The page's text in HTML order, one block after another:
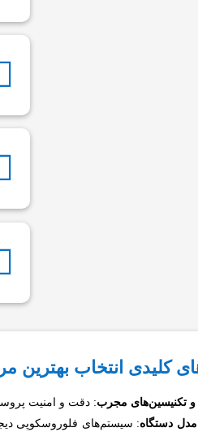
کلیدی انتخاب بهترین
تکنیسین‌های مجرب: دقت و امنیت
مدل دستگاه: سیستم‌های فلوروسکوپی